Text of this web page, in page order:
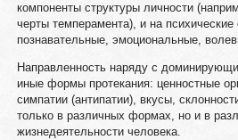
компоненты структуры личности
черты темперамента), и на психические
познавательные, эмоциональные,
Направленность наряду с
иные формы протекания: ценностные
симпатии (антипатии), вкусы,
только в различных формах, но и в
жизнедеятельности человека.